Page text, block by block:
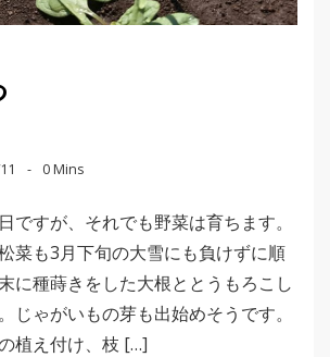
0 Mins
ですが、それでも野菜は育ちます。
菜も3月下旬の大雪にも負けずに順
に種蒔きをした大根ととうもろこし
じゃがいもの芽も出始めそうです。
植え付け、枝 […]